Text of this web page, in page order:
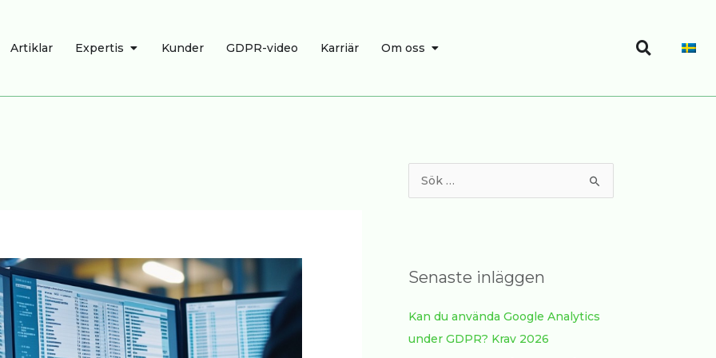
Artiklar Expertis ÖPPNA EXPERTIS
Kunder GDPR-video Karriär Om oss ÖPPNA OM OSS Sök
f
e
r
Senaste inläggen
Kan du använda Google Analytics
under GDPR? Krav 2026